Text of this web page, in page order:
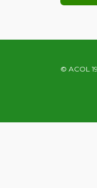
© ACOL